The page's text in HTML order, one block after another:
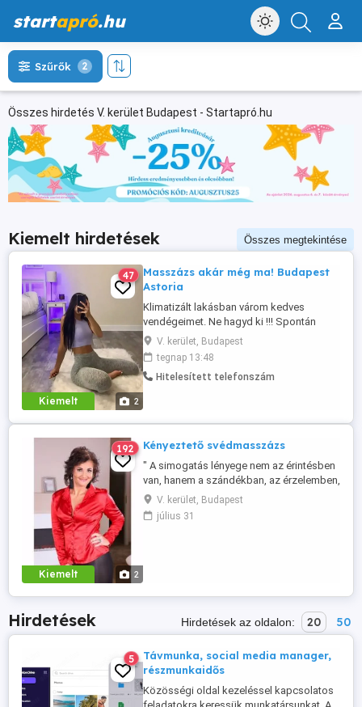
startapró.hu
Összes hirdetés V. kerület Budapest - Startapró.hu
Szűrők 2
Kiemelt hirdetések Összes megtekintése
Kiemelt 2
47
Masszázs akár még ma! Budapest
Astoria
Klimatizált lakásban várom kedves
vendégeimet. Ne hagyd ki !!! Spontán
bejelentkezés lehetséges még az nap! Ha
voltál már olyan masszázson, ahol végig
feszengtél akkor tudod, miről beszélek.
Nálam ilyen nincs. Sziasztok, Meli vagyok
V. kerület, Budapest
tegnap 13:48
Hitelesített telefonszám
Kiemelt 2
192 Kényeztető svédmasszázs
" A simogatás lényege nem az érintésben
van, hanem a szándékban, az érzelemben,
ami a kezét vezeti" Popper Péter Svéd,
irodai és kényeztető masszázs! További
információ, bejelentkezés, csak
V. kerület, Budapest
július 31
Hirdetések Hirdetések az oldalon: 20 50
5
Távmunka, social media manager,
részmunkaidős
Közösségi oldal kezeléssel kapcsolatos